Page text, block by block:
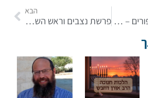
פרשת תצווה ופורים – עניינו של הכבוד
הבא
פרשת נצבים וראש השנה – ההתייצבות להמלכת ה'